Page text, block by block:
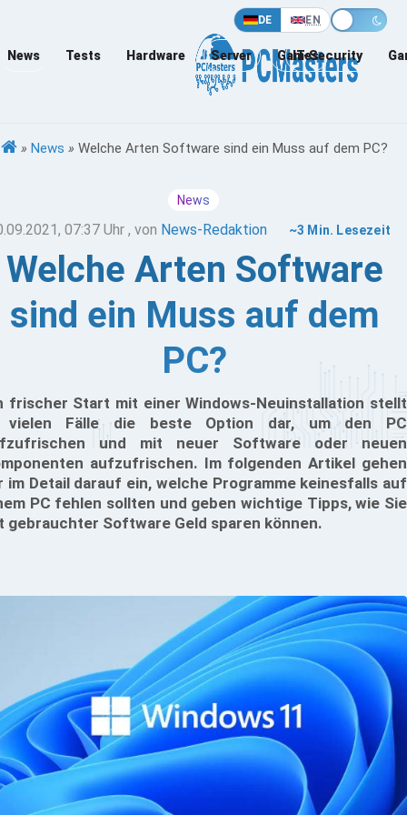
DE EN
News Tests Hardware Server Games
IT-Security
» News » Welche Arten Software sind ein Muss auf dem PC?
News
07:37 Uhr , von News-Redaktion ~3 Min. Lesezeit
Welche Arten Software
sind ein Muss auf dem
PC?
frischer Start mit einer Windows-Neuinstallation stellt
Fälle die beste Option dar, um den PC
und mit neuer Software oder neuen
aufzufrischen. Im folgenden Artikel gehen
im Detail darauf ein, welche Programme keinesfalls auf
PC fehlen sollten und geben wichtige Tipps, wie Sie
gebrauchter Software Geld sparen können.